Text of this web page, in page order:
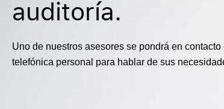
auditoría.
Uno de nuestros asesores se pondrá en
telefónica personal para hablar de sus